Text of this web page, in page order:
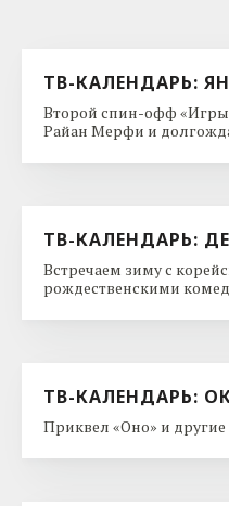
ТВ-КАЛЕНДАРЬ:
Второй спин-офф
Райан Мерфи и
ТВ-КАЛЕНДАРЬ:
Встречаем зиму с
рождественскими
ТВ-КАЛЕНДАРЬ:
Приквел «Оно» и другие